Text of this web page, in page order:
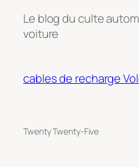
Le blog du culte
voiture
cables de recharge
Twenty Twenty-Five